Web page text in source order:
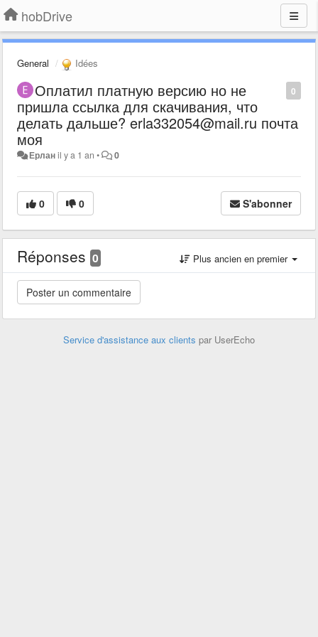
hobDrive
General Idées
0
Оплатил платную версию но не
пришла ссылка для скачивания, что
делать дальше? erla332054@mail.ru почта
моя
Ерланil y a 1 an • 0
0 0 S'abonner
Réponses 0 Plus ancien en premier
Service d'assistance aux clients par UserEcho